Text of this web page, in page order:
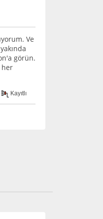
Ve
görün.
her
Kayıtlı